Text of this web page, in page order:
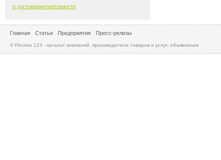
и достопримечательности
Главная Статьи Предприятия Пресс-релизы
© Регион 123 - каталог компаний, производители товаров и услуг, объявления